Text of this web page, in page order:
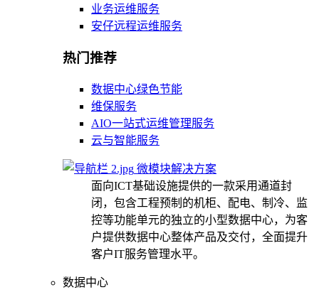
业务运维服务
安仔远程运维服务
热门推荐
数据中心绿色节能
维保服务
AIO一站式运维管理服务
云与智能服务
微模块解决方案
面向ICT基础设施提供的一款采用通道封
闭，包含工程预制的机柜、配电、制冷、监
控等功能单元的独立的小型数据中心，为客
户提供数据中心整体产品及交付，全面提升
客户IT服务管理水平。
数据中心